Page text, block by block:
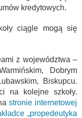
kredytowych.
ciągle mogą się
z województwa –
Dobrym
Biskupcu.
na kolejne szkoły.
stronie internetowej
„propedeutyka